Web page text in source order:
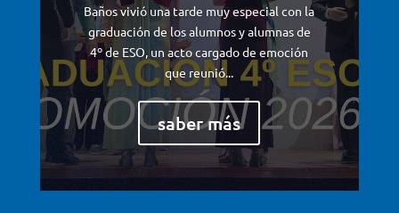
Baños vivió una tarde muy especial con la
graduación de los alumnos y alumnas de
4º de ESO, un acto cargado de emoción
que reunió...
saber más